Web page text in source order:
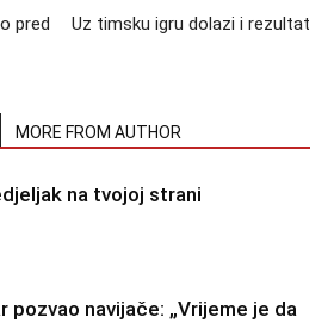
pred
Uz timsku igru dolazi i rezultat
MORE FROM AUTHOR
na tvojoj strani
pozvao navijače: „Vrijeme je da